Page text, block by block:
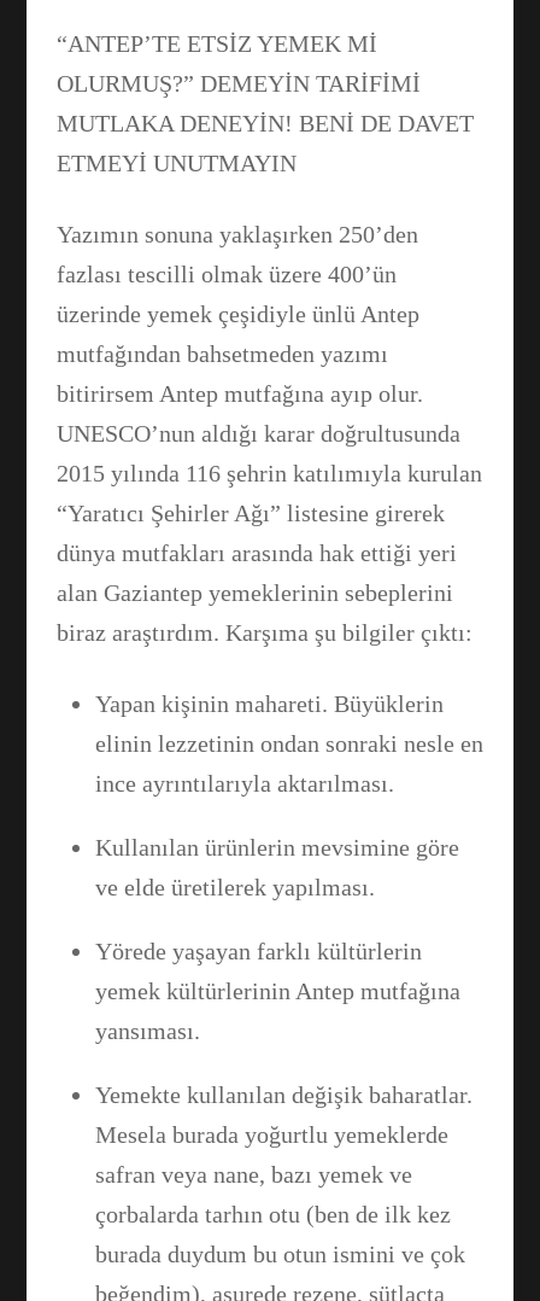
“ANTEP’TE ETSİZ YEMEK Mİ
OLURMUŞ?” DEMEYİN TARİFİMİ
MUTLAKA DENEYİN! BENİ DE DAVET
ETMEYİ UNUTMAYIN
Yazımın sonuna yaklaşırken 250’den
fazlası tescilli olmak üzere 400’ün
üzerinde yemek çeşidiyle ünlü Antep
mutfağından bahsetmeden yazımı
bitirirsem Antep mutfağına ayıp olur.
UNESCO’nun aldığı karar doğrultusunda
2015 yılında 116 şehrin katılımıyla kurulan
“Yaratıcı Şehirler Ağı” listesine girerek
dünya mutfakları arasında hak ettiği yeri
alan Gaziantep yemeklerinin sebeplerini
biraz araştırdım. Karşıma şu bilgiler çıktı:
Yapan kişinin mahareti. Büyüklerin
elinin lezzetinin ondan sonraki nesle en
ince ayrıntılarıyla aktarılması.
Kullanılan ürünlerin mevsimine göre
ve elde üretilerek yapılması.
Yörede yaşayan farklı kültürlerin
yemek kültürlerinin Antep mutfağına
yansıması.
Yemekte kullanılan değişik baharatlar.
Mesela burada yoğurtlu yemeklerde
safran veya nane, bazı yemek ve
çorbalarda tarhın otu (ben de ilk kez
burada duydum bu otun ismini ve çok
beğendim), aşurede rezene, sütlaçta